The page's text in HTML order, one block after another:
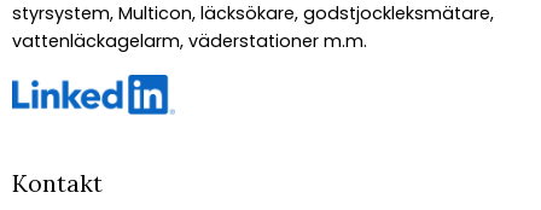
styrsystem, Multicon, läcksökare, godstjockleksmätare,
vattenläckagelarm, väderstationer m.m.
Kontakt